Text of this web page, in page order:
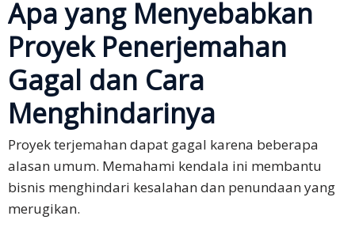
Apa yang Menyebabkan
Proyek Penerjemahan
Gagal dan Cara
Menghindarinya
Proyek terjemahan dapat gagal karena beberapa
alasan umum. Memahami kendala ini membantu
bisnis menghindari kesalahan dan penundaan yang
merugikan.
Klien
Studi
Kasus
Testimoni
Formulir
Umpan
Balik